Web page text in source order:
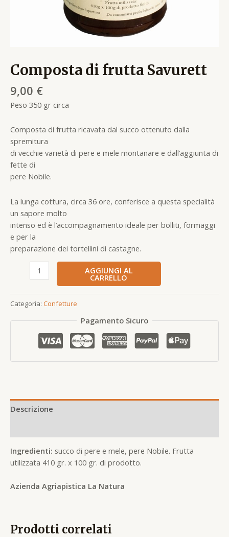
Composta di frutta Savurett
9,00 €
Peso 350 gr circa
Composta di frutta ricavata dal succo ottenuto dalla
spremitura
di vecchie varietà di pere e mele montanare e dall’aggiunta di
fette di
pere Nobile.
La lunga cottura, circa 36 ore, conferisce a questa specialità
un sapore molto
intenso ed è l’accompagnamento ideale per bolliti, formaggi
e per la
preparazione dei tortellini di castagne.
AGGIUNGI AL
CARRELLO
Categoria: Confetture
Pagamento Sicuro
Descrizione
Ingredienti: succo di pere e mele, pere Nobile. Frutta
utilizzata 410 gr. x 100 gr. di prodotto.
Azienda Agriapistica La Natura
Prodotti correlati